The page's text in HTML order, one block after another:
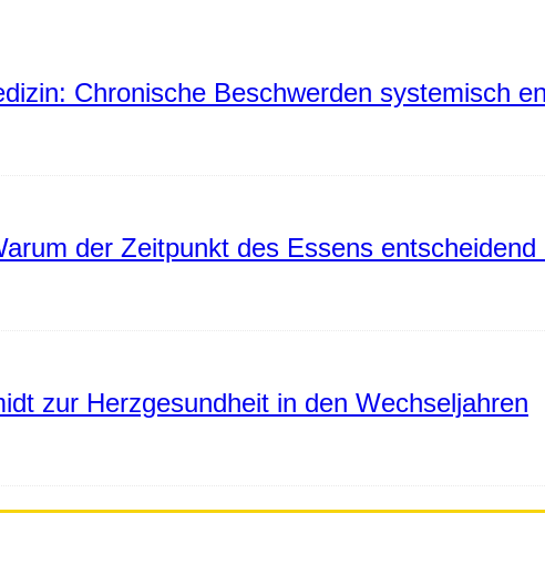
Chronische Beschwerden systemisch
der Zeitpunkt des Essens entscheidend
zur Herzgesundheit in den Wechseljahren